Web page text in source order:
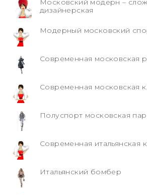
Московский модерн –
дизайнерская
Модерный московский
Современная московская
Современная московская
Полуспорт московская
Современная итальянская
Итальянский бомбер